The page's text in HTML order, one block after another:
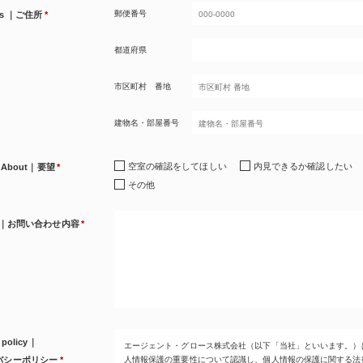
｜ご住所 * 郵便番号
都道府県
市区町村 番地
建物名・部屋番号
｜要望* 空室の確認をしてほしい
内見できるか確認したい
その他
お問い合わせ内容*
｜
シーポリシー *
エージェント・グロース株式会社（以下「当社」といいます。）
人情報保護の重要性について認識し、個人情報の保護に関する法